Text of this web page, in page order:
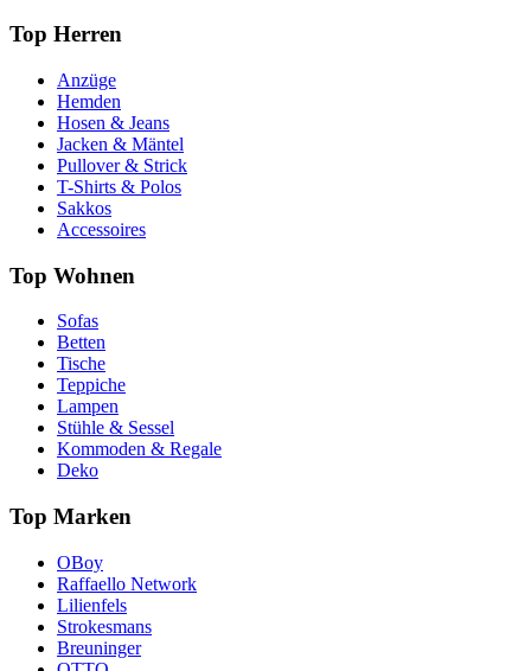
Top Herren
Anzüge
Hemden
Hosen & Jeans
Jacken & Mäntel
Pullover & Strick
T-Shirts & Polos
Sakkos
Accessoires
Top Wohnen
Sofas
Betten
Tische
Teppiche
Lampen
Stühle & Sessel
Kommoden & Regale
Deko
Top Marken
OBoy
Raffaello Network
Lilienfels
Strokesmans
Breuninger